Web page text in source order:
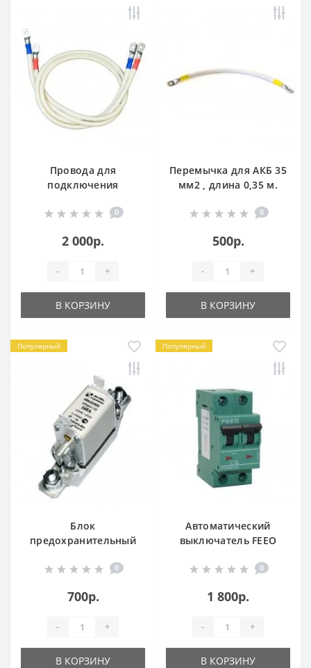
Провода для
подключения
длина 1м]
0
2 000р.
- +
В КОРЗИНУ
Перемычка для АКБ 35
мм2 , длина 0,35 м.
0
500р.
- +
В КОРЗИНУ
Популярный
Блок
предохранительный
0
700р.
- +
В КОРЗИНУ
Популярный
Автоматический
выключатель FEEO
2P]
0
1 800р.
- +
В КОРЗИНУ